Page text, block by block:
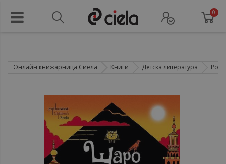
0
Онлайн книжарница Сиела Книги Детска литература